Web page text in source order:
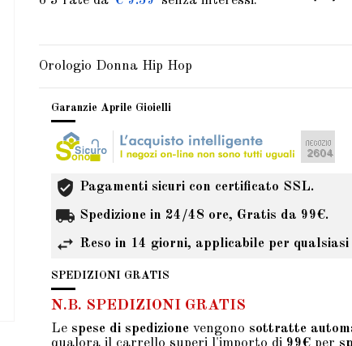
Orologio Donna Hip Hop
Garanzie Aprile Gioielli
Pagamenti sicuri con certificato SSL.
Spedizione in 24/48 ore, Gratis da 99€.
Reso in 14 giorni, applicabile per qualsiasi
SPEDIZIONI GRATIS
N.B. SPEDIZIONI GRATIS
Le spese di spedizione vengono sottratte
qualora il carrello superi l'importo di 99€ per